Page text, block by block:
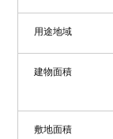
用途地域
建物面積
敷地面積